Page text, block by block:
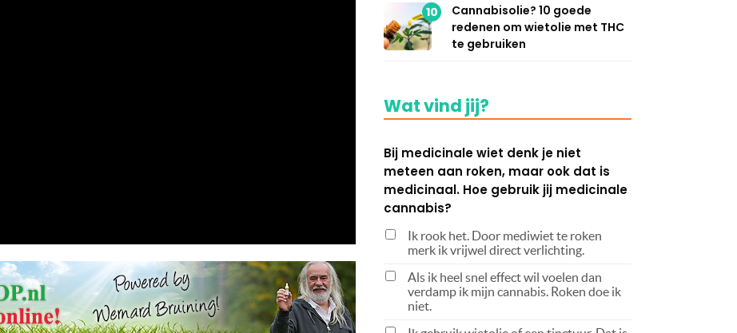
10
Cannabisolie? 10 goede
redenen om wietolie met THC
te gebruiken
Wat vind jij?
Bij medicinale wiet denk je niet
meteen aan roken, maar ook dat is
medicinaal. Hoe gebruik jij medicinale
cannabis?
Ik rook het. Door mediwiet te roken
merk ik vrijwel direct verlichting.
Als ik heel snel effect wil voelen dan
verdamp ik mijn cannabis. Roken doe ik
niet.